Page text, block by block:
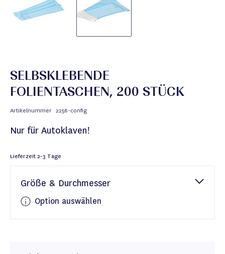
SELBSKLEBENDE
FOLIENTASCHEN, 200 STÜCK
Artikelnummer 2256-config
Nur für Autoklaven!
Lieferzeit2-3 Tage
Größe & Durchmesser
Option auswählen